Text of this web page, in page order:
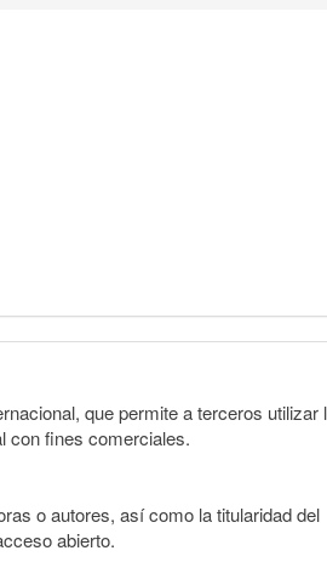
que permite a terceros utilizar
con fines comerciales.
o autores, así como la titularidad del
abierto.